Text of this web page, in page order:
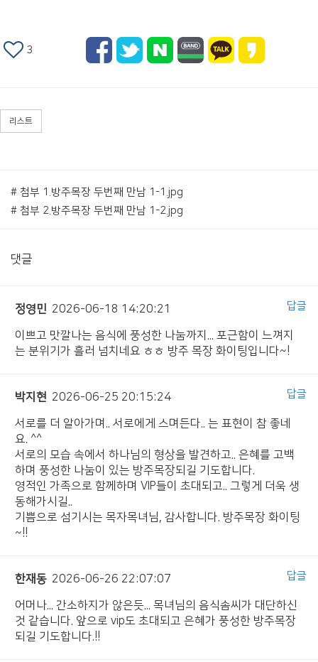
3
리스트
# 첨부 1.방주목장 두번째 만남 1-1.jpg
# 첨부 2.방주목장 두번째 만남 1-2.jpg
댓글
정영민 2026-06-18 14:20:21
이쁘고 맛깔나는 음식에 풍성한 나눔까지... 포근함이 느껴지
는 분위기가 흘러 넘치네요 ㅎㅎ 방주 목장 화이팅입니다~!
답글
박지현 2026-06-25 20:15:24
서로를 더 알아가며.. 서로에게 스며든다.. 는 표현이 참 좋네
요. ^^
서로의 모습 속에서 하나님의 형상을 발견하고.. 은혜를 고백
하며 풍성한 나눔이 있는 방주목장되길 기도합니다.
영적인 가족으로 함께하며 VIP들이 초대되고.. 그렇게 더욱 생
동해가시길..
기쁨으로 섬기시는 목자목녀님, 감사합니다. 방주목장 화이팅
~!!
답글
한재동 2026-06-26 22:07:07
어머나... 간소하지가 않은듯... 목녀님의 음식솜씨가 대단하신
것 같습니다. 앞으로 vip도 초대되고 은혜가 풍성한 방주목장
되길 기도합니다.!!
답글